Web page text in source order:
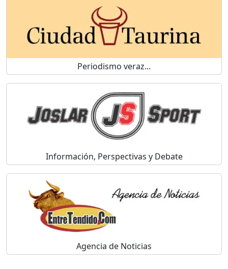
Periodismo veraz...
Información, Perspectivas y Debate
Agencia de Noticias